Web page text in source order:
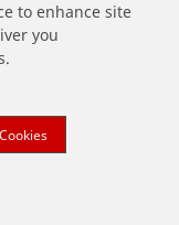
to enhance site
you